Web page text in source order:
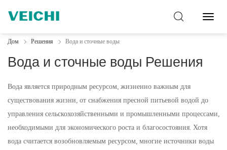
Дом Решения Вода и сточные воды
Вода и сточные воды Решения
Вода является природным ресурсом, жизненно важным для
существования жизни, от снабжения пресной питьевой водой до
управления сельскохозяйственными и промышленными процессами,
необходимыми для экономического роста и благосостояния. Хотя
вода считается возобновляемым ресурсом, многие источники воды